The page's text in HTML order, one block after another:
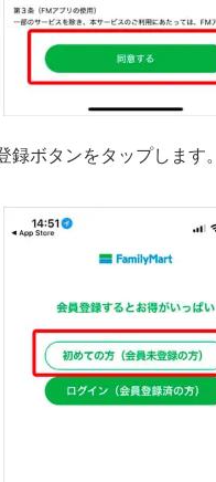
録ボタンをタップします。